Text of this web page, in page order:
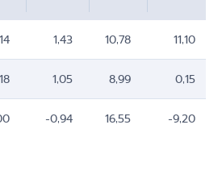
1,43 10,78 11,10
1,05 8,99 0,15
-0,94 16,55 -9,20